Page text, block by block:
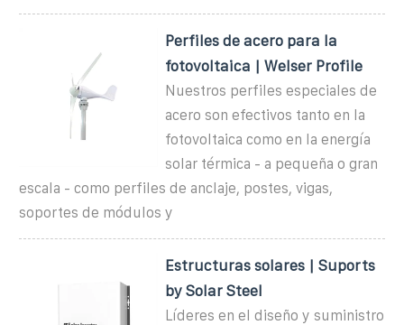
Perfiles de acero para la
fotovoltaica | Welser Profile
Nuestros perfiles especiales de
acero son efectivos tanto en la
fotovoltaica como en la energía
solar térmica - a pequeña o gran
escala - como perfiles de anclaje, postes, vigas,
soportes de módulos y
Estructuras solares | Suports
by Solar Steel
Líderes en el diseño y suministro